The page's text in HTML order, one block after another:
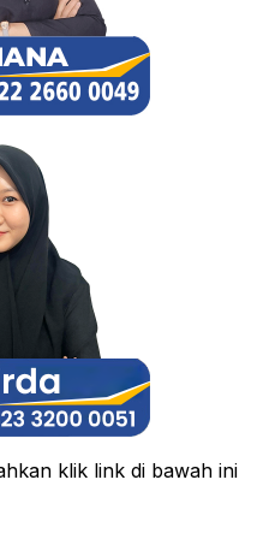
klik link di bawah ini